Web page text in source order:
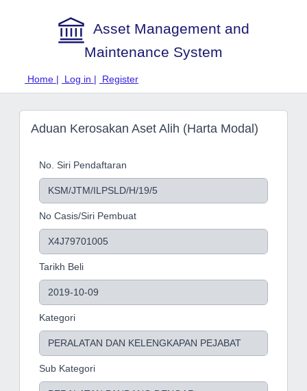
Asset Management and
Maintenance System
Home | Log in | Register
Aduan Kerosakan Aset Alih (Harta Modal)
No. Siri Pendaftaran
No Casis/Siri Pembuat
Tarikh Beli
Kategori
Sub Kategori